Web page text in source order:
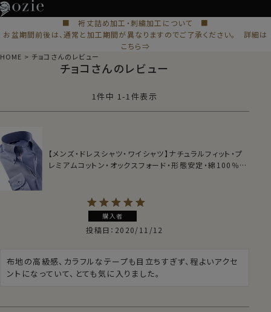
■ 裄丈詰め加工・刺繍加工について ■
お盆期間前後は、通常と加工期間が異なりますのでご了承ください。 詳細は
こちら⇒
HOME チョコさんのレビュー
チョコさんのレビュー
1件中 1-1件表示
【メンズ・ドレスシャツ・ワイシャツ】ナチュラルフィット・プ
レミアムコットン・オックスフォード・形態安定・綿100％・
購入者
投稿日 2020/11/12
布地の高級感、カラフルなテープも目立ちすぎず、程よいアクセ
ントになっていて、とても気に入りました。